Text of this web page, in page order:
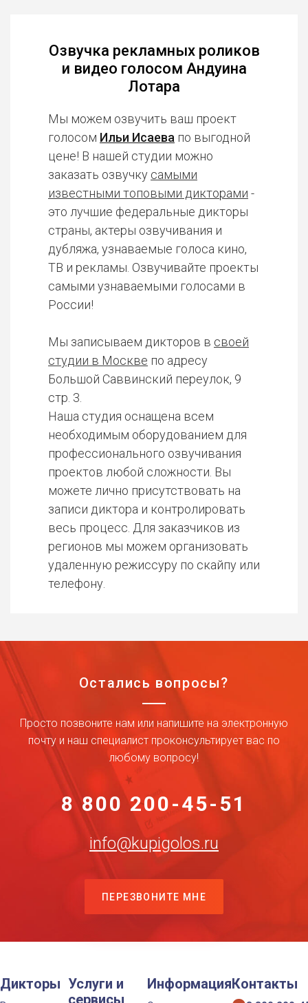
Озвучка рекламных роликов
и видео голосом Андуина
Лотара
Мы можем озвучить ваш проект
голосом Ильи Исаева по выгодной
цене! В нашей студии можно
заказать озвучку самыми
известными топовыми дикторами -
это лучшие федеральные дикторы
страны, актеры озвучивания и
дубляжа, узнаваемые голоса кино,
ТВ и рекламы. Озвучивайте проекты
самыми узнаваемыми голосами в
России!
Мы записываем дикторов в своей
студии в Москве по адресу
Большой Саввинский переулок, 9
стр. 3.
Наша студия оснащена всем
необходимым оборудованием для
профессионального озвучивания
проектов любой сложности. Вы
можете лично присутствовать на
записи диктора и контролировать
весь процесс. Для заказчиков из
регионов мы можем организовать
удаленную режиссуру по скайпу или
телефону.
Остались вопросы?
Просто позвоните нам или напишите на электронную
почту и наш специалист проконсультирует вас по
любому вопросу!
8 800 200-45-51
info@kupigolos.ru
ПЕРЕЗВОНИТЕ МНЕ
Дикторы Услуги и
сервисы
ИнформацияКонтакты